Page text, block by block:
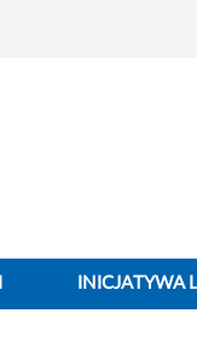
INICJATYWA